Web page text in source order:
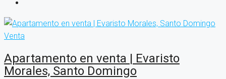
Venta
Apartamento en venta | Evaristo
Morales, Santo Domingo